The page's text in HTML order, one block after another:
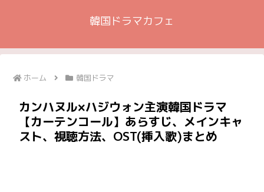
韓国ドラマカフェ
ホーム 韓国ドラマ
カンハヌル×ハジウォン主演韓国ドラマ
【カーテンコール】あらすじ、メインキャ
スト、視聴方法、OST(挿入歌)まとめ